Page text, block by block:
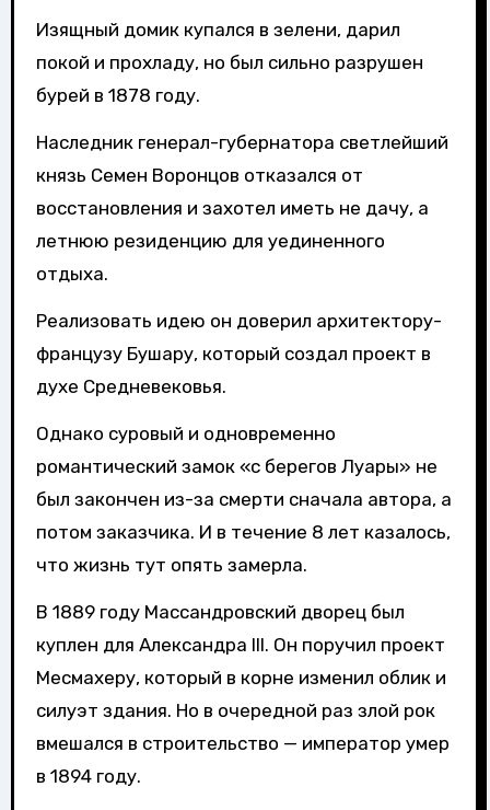
Изящный домик купался в зелени, дарил
покой и прохладу, но был сильно разрушен
бурей в 1878 году.
Наследник генерал-губернатора светлейший
князь Семен Воронцов отказался от
восстановления и захотел иметь не дачу, а
летнюю резиденцию для уединенного
отдыха.
Реализовать идею он доверил архитектору-
французу Бушару, который создал проект в
духе Средневековья.
Однако суровый и одновременно
романтический замок «с берегов Луары» не
был закончен из-за смерти сначала автора, а
потом заказчика. И в течение 8 лет казалось,
что жизнь тут опять замерла.
В 1889 году Массандровский дворец был
куплен для Александра III. Он поручил проект
Месмахеру, который в корне изменил облик и
силуэт здания. Но в очередной раз злой рок
вмешался в строительство — император умер
в 1894 году.